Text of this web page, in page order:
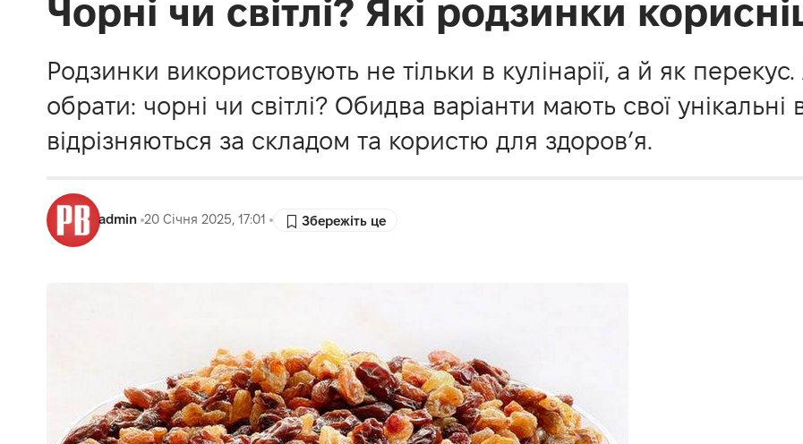
Чорні чи світлі? Які родзинки
Родзинки використовують не тільки в кулінарії, а й як
обрати: чорні чи світлі? Обидва варіанти мають свої унікальні
відрізняються за складом та користю для здоров’я.
admin 20 Січня 2025, 17:01